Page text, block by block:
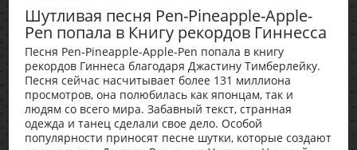
Шутливая песня Pen-Pineapple-Apple-
Pen попала в Книгу рекордов Гиннесса
Песня Pen-Pineapple-Apple-Pen попала в книгу
рекордов Гиннеса благодаря Джастину Тимберлейку.
Песня сейчас насчитывает более 131 миллиона
просмотров, она полюбилась как японцам, так и
людям со всего мира. Забавный текст, странная
одежда и танец сделали свое дело. Особой
популярности приносят песне шутки, которые создают